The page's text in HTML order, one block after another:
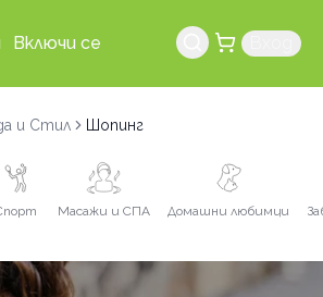
Включи се
и Стил Шопинг
Масажи и СПА Домашни любимци